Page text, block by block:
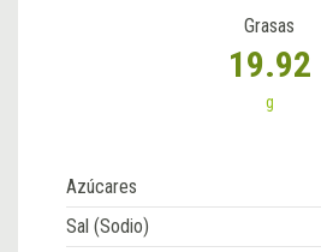
Grasas
19.92
g
Azúcares
Sal (Sodio)